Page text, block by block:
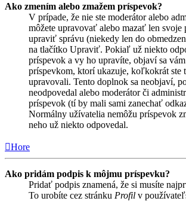
Ako zmením alebo zmažem príspevok?
V prípade, že nie ste moderátor alebo
môžete upravovať alebo mazať len svoje
upraviť správu (niekedy len do
na tlačítko Upraviť. Pokiaľ už niekto
príspevok a vy ho upravíte, objaví sa
príspevkom, ktorí ukazuje, koľkokrát ste
upravovali. Tento doplnok sa neobjaví,
neodpovedal alebo moderátor či
príspevok (tí by mali sami zanechať
Normálny užívatelia nemôžu príspevok
neho už niekto odpovedal.
Hore
Ako pridám podpis k môjmu príspevku?
Pridať podpis znamená, že si musíte
To urobíte cez stránku Profil v